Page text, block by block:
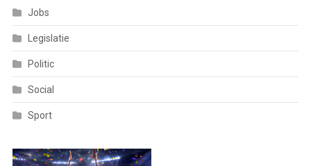
Jobs
Legislatie
Politic
Social
Sport